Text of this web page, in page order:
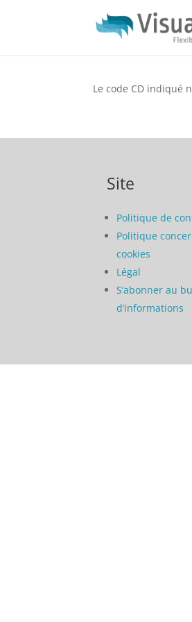
Le code CD indiqué
Site
Politique de
Politique
cookies
Légal
S’abonner au
d’informations